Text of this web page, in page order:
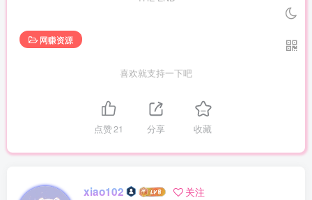
网赚资源
喜欢就支持一下吧
点赞21 分享 收藏
xiao102 关注